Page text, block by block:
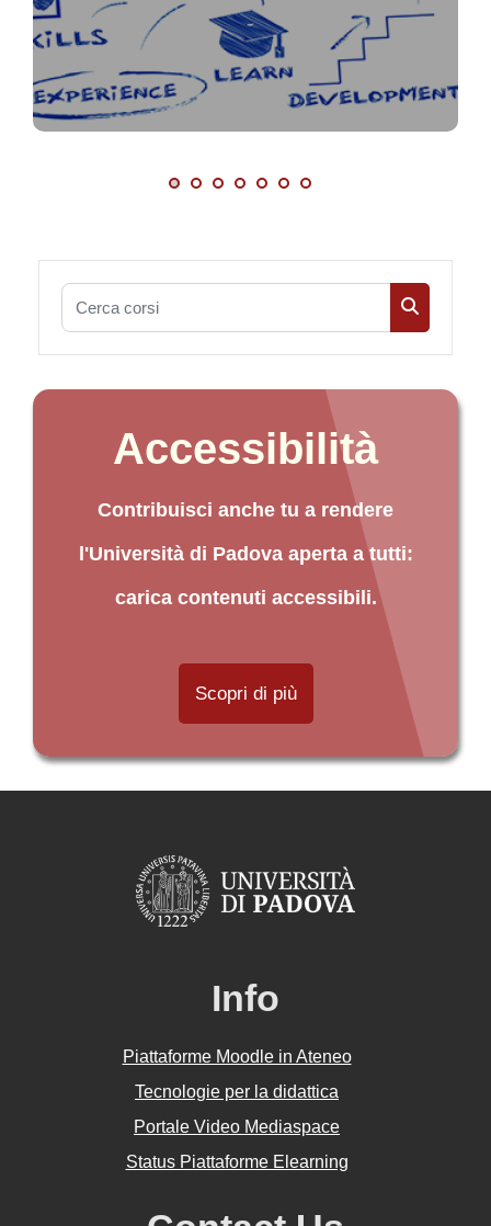
Cerca corsi
Cerca corsi
Accessibilità
Contribuisci anche tu a rendere
l'Università di Padova aperta a tutti:
carica contenuti accessibili.
Scopri di più
Info
Piattaforme Moodle in Ateneo
Tecnologie per la didattica
Portale Video Mediaspace
Status Piattaforme Elearning